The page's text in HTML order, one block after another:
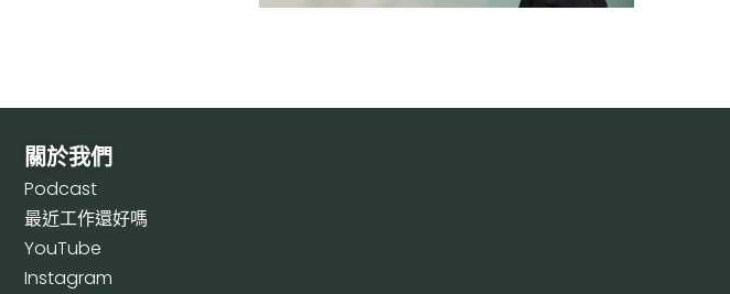
關於我們
Podcast
最近工作還好嗎
YouTube
Instagram